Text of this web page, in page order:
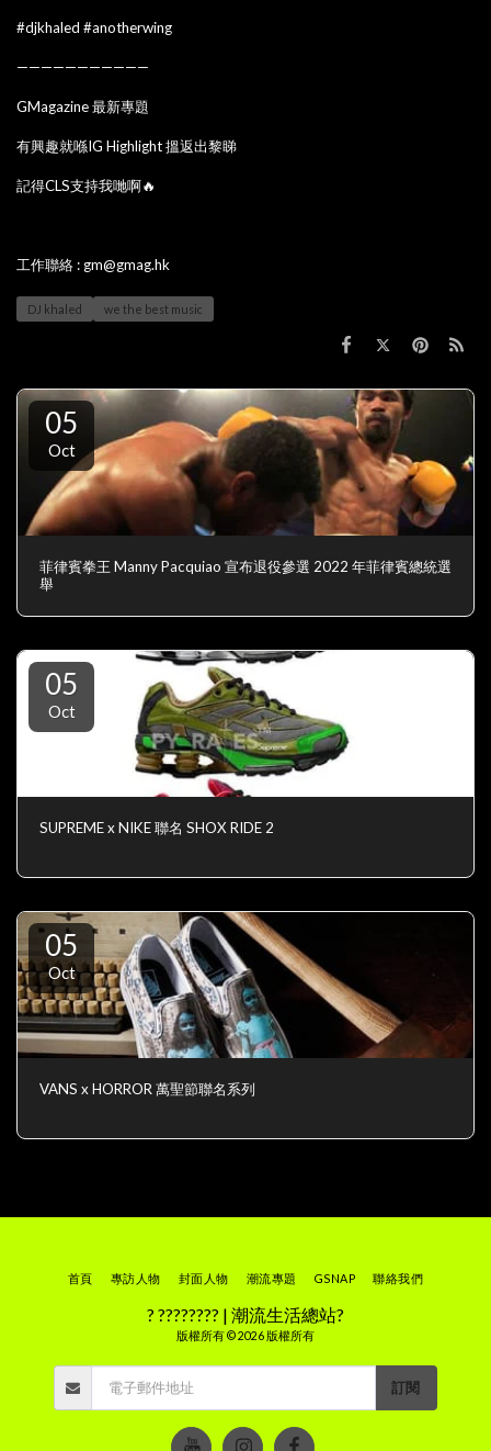
#djkhaled #anotherwing
———————————
GMagazine 最新專題
有興趣就喺IG Highlight 搵返出黎睇
記得CLS支持我哋啊🔥
工作聯絡 : gm@gmag.hk
DJ khaled we the best music
05
Oct
菲律賓拳王 Manny Pacquiao 宣布退役參選 2022 年菲律賓總統選
舉
05
Oct
SUPREME x NIKE 聯名 SHOX RIDE 2
05
Oct
VANS x HORROR 萬聖節聯名系列
? ???????? | 潮流生活總站?
版權所有 © 2026 版權所有
首頁 專訪人物 封面人物 潮流專題 GSNAP 聯絡我們
訂閱